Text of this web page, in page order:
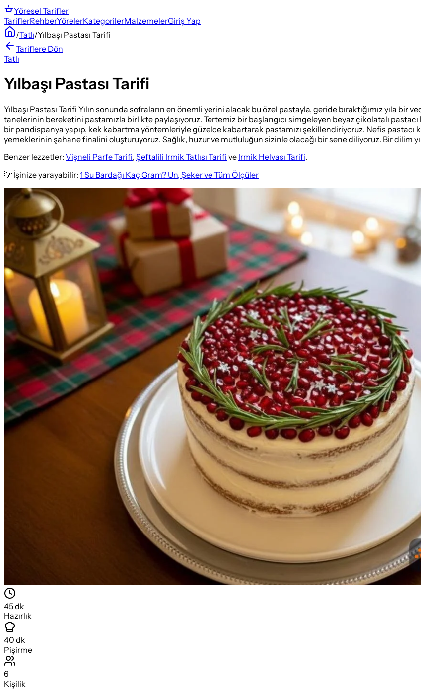
Yöresel Tarifler
TariflerRehberYörelerKategorilerMalzemelerGiriş Yap
/Tatlı/Yılbaşı Pastası Tarifi
Tariflere Dön
Tatlı
Yılbaşı Pastası Tarifi
Yılbaşı Pastası Tarifi Yılın sonunda sofraların en önemli yerini alacak bu özel pastayla, geride bıraktığımız yıla bir
tanelerinin bereketini pastamızla birlikte paylaşıyoruz. Tertemiz bir başlangıcı simgeleyen beyaz çikolatalı
bir pandispanya yapıp, kek kabartma yöntemleriyle güzelce kabartarak pastamızı şekillendiriyoruz. Nefis pastacı
yemeklerinin şahane finalini oluşturuyoruz. Sağlık, huzur ve mutluluğun sizinle olacağı bir sene diliyoruz. Bir dilim
Benzer lezzetler: Vişneli Parfe Tarifi, Şeftalili İrmik Tatlısı Tarifi ve İrmik Helvası Tarifi.
💡 İşinize yarayabilir: 1 Su Bardağı Kaç Gram? Un, Şeker ve Tüm Ölçüler
45dk
Hazırlık
40 dk
Pişirme
6
Kişilik